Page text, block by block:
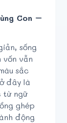
Con –
sống
vốn vẫn
sắc
đây là
ngữ
ghép
động​